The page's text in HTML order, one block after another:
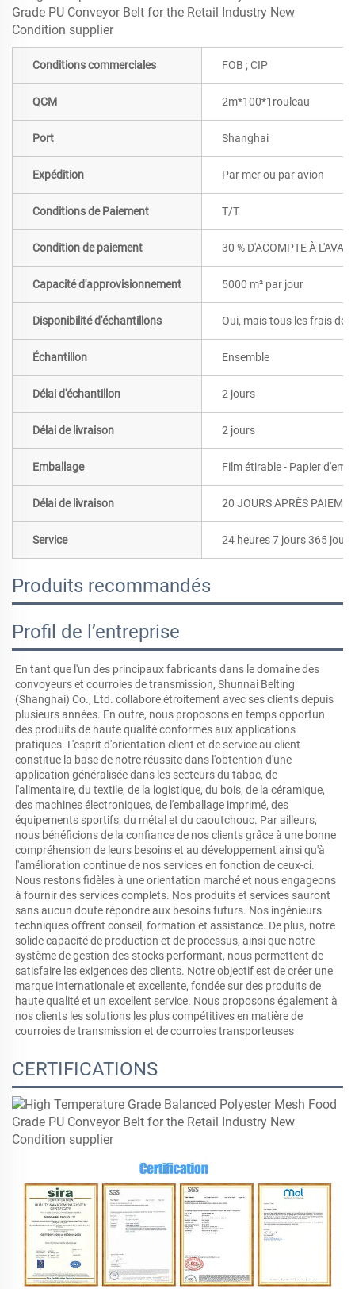
Conditions commerciales FOB ; CIP
QCM 2m*100*1rouleau
Port Shanghai
Expédition Par mer ou par avion
Conditions de Paiement T/T
Condition de paiement 30 % D'ACOMPTE À
Capacité d'approvisionnement 5000 m² par jour
Disponibilité d'échantillons Oui, mais tous les frais de
Échantillon Ensemble
Délai d'échantillon 2 jours
Délai de livraison 2 jours
Emballage Film étirable - Papier
Délai de livraison 20 JOURS APRÈS
Service 24 heures 7 jours 365 jours
Produits recommandés
Profil de l’entreprise
En tant que l'un des principaux fabricants dans le domaine des
convoyeurs et courroies de transmission, Shunnai Belting
(Shanghai) Co., Ltd. collabore étroitement avec ses clients depuis
plusieurs années. En outre, nous proposons en temps opportun
des produits de haute qualité conformes aux applications
pratiques. L'esprit d'orientation client et de service au client
constitue la base de notre réussite dans l'obtention d'une
application généralisée dans les secteurs du tabac, de
l'alimentaire, du textile, de la logistique, du bois, de la céramique,
des machines électroniques, de l'emballage imprimé, des
équipements sportifs, du métal et du caoutchouc. Par ailleurs,
nous bénéficions de la confiance de nos clients grâce à une bonne
compréhension de leurs besoins et au développement ainsi qu'à
l'amélioration continue de nos services en fonction de ceux-ci.
Nous restons fidèles à une orientation marché et nous engageons
à fournir des services complets. Nos produits et services sauront
sans aucun doute répondre aux besoins futurs. Nos ingénieurs
techniques offrent conseil, formation et assistance. De plus, notre
solide capacité de production et de processus, ainsi que notre
système de gestion des stocks performant, nous permettent de
satisfaire les exigences des clients. Notre objectif est de créer une
marque internationale et excellente, fondée sur des produits de
haute qualité et un excellent service. Nous proposons également à
nos clients les solutions les plus compétitives en matière de
courroies de transmission et de courroies transporteuses
CERTIFICATIONS